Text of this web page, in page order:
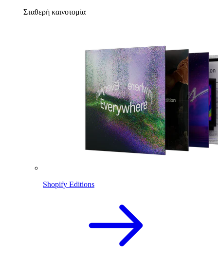
Σταθερή καινοτομία
Shopify Editions